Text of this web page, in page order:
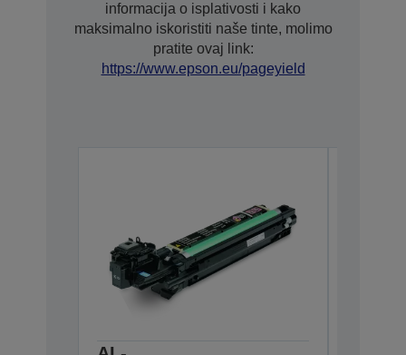
informacija o isplativosti i kako
maksimalno iskoristiti naše tinte, molimo
pratite ovaj link:
https://www.epson.eu/pageyield